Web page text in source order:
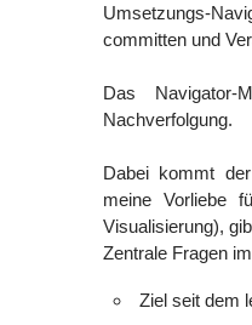
Umsetzungs-
committen und
Das
Nachverfolgung.
Dabei kommt
meine Vorliebe
Visualisierung),
Zentrale Fragen
Ziel seit dem